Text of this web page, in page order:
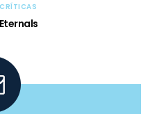
CRÍTICAS
Eternals